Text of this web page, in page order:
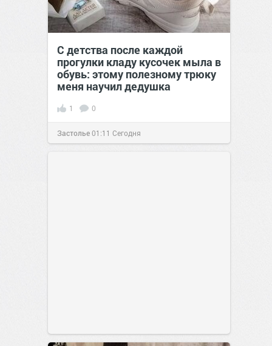
С детства после каждой
прогулки кладу кусочек мыла в
обувь: этому полезному трюку
меня научил дедушка
1 0
Застолье01:11 Сегодня